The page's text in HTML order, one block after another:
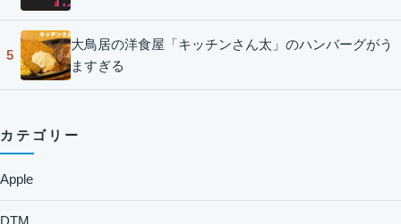
5
大鳥居の洋食屋「キッチンさん太」のハンバーグがう
ますぎる
カテゴリー
Apple
DTM